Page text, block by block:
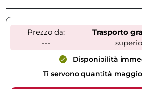
Prezzo da:
---
Trasporto
Disponibilità
Ti servono quantità